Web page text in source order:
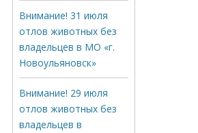
Внимание! 31 июля
отлов животных без
владельцев в МО «г.
Новоульяновск»
Внимание! 29 июля
отлов животных без
владельцев в